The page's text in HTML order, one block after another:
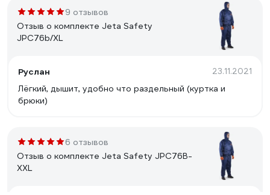
9 отзывов
Отзыв о комплекте Jeta Safety
JPC76b/XL
Руслан 23.11.2021
Лёгкий, дышит, удобно что раздельный (куртка и
брюки)
6 отзывов
Отзыв о комплекте Jeta Safety JPC76B-
XXL